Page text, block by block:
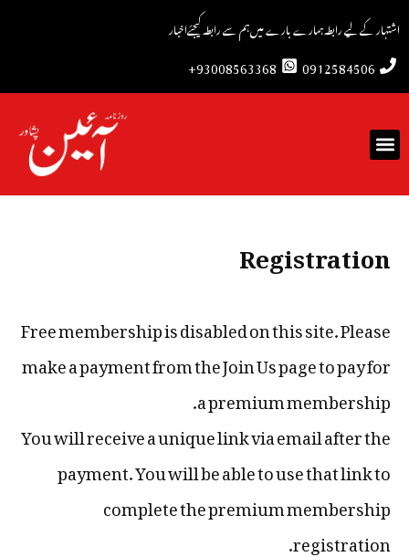
اشتہار کے لیے رابطہہمارے بارے میںہم سے رابطہ کیجئےاخبار
0912584506
93008563368+
Registration
Free membership is disabled on this site. Please
make a payment from theJoin Uspage to pay for
a premium membership.
You will receive a unique link via email after the
payment. You will be able to use that link to
complete the premium membership
registration.